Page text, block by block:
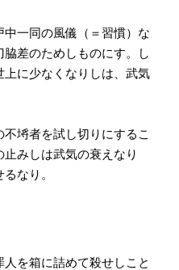
一同の風儀（＝習慣）な
差のためしものにす。し
に少なくなりしは、武気
埓者を試し切りにするこ
みしは武気の衰えなり
なり。
を箱に詰めて殺せしこと